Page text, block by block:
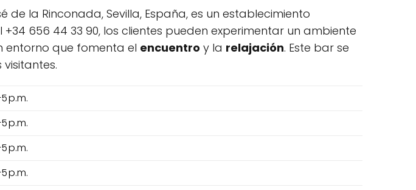
de la Rinconada, Sevilla, España, es un establecimiento
656 44 33 90, los clientes pueden experimentar un ambiente
que fomenta el encuentro y la relajación. Este bar se
visitantes.
p.m.
p.m.
p.m.
p.m.